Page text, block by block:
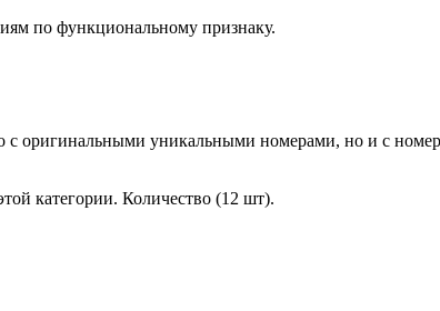
по функциональному признаку.
с оригинальными уникальными номерами, но и с
категории. Количество (12 шт).